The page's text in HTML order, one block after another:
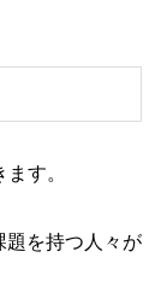
す。
題を持つ人々が